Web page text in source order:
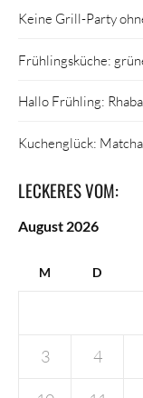
Keine Grill-Party
Frühlingsküche:
Hallo Frühling:
Kuchenglück:
LECKERES VOM:
August 2026
M D
3 4